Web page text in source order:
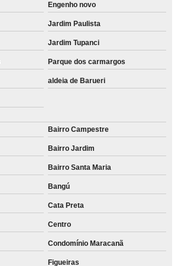
Engenho novo
Jardim Paulista
Jardim Tupanci
Parque dos carmargos
aldeia de Barueri
Bairro Campestre
Bairro Jardim
Bairro Santa Maria
Bangú
Cata Preta
Centro
Condomínio Maracanã
Figueiras